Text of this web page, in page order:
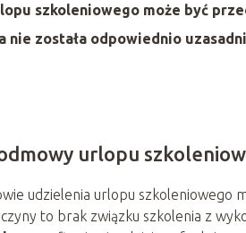
szkoleniowego może być
nie została odpowiednio
urlopu
udzielenia urlopu szkoleniowego
to brak związku szkolenia z